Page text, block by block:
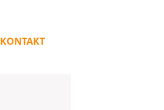
KONTAKT